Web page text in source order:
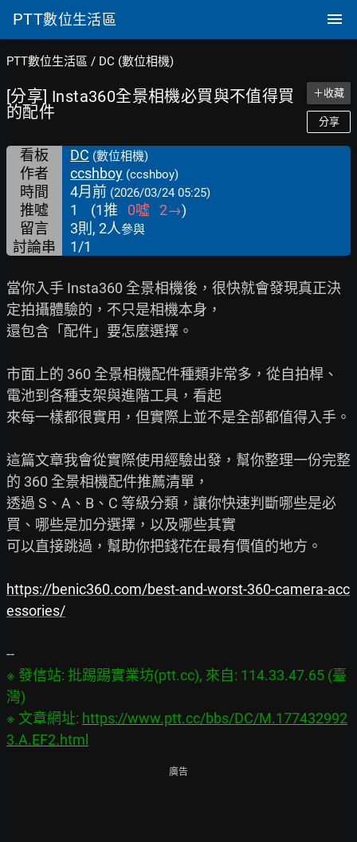
PTT數位生活區
PTT數位生活區 / DC (數位相機)
[分享] Insta360全景相機必買與不值得買
的配件
＋收藏
分享
看板 DC (數位相機)
作者 ccshboy (ccshboy)
時間 4月前 (2026/03/24 05:25)
推噓 1 (1推 0噓 2→)
留言
3則, 2人參與
討論串 1/1
當你入手 Insta360 全景相機後，很快就會發現真正決
定拍攝體驗的，不只是相機本身，
還包含「配件」要怎麼選擇。
市面上的 360 全景相機配件種類非常多，從自拍桿、
電池到各種支架與進階工具，看起
來每一樣都很實用，但實際上並不是全部都值得入手。
這篇文章我會從實際使用經驗出發，幫你整理一份完整
的 360 全景相機配件推薦清單，
透過 S、A、B、C 等級分類，讓你快速判斷哪些是必
買、哪些是加分選擇，以及哪些其實
可以直接跳過，幫助你把錢花在最有價值的地方。
https://benic360.com/best-and-worst-360-camera-acc
essories/
※ 發信站: 批踢踢實業坊(ptt.cc), 來自: 114.33.47.65 (臺
灣)
※ 文章網址: https://www.ptt.cc/bbs/DC/M.177432992
3.A.EF2.html
廣告